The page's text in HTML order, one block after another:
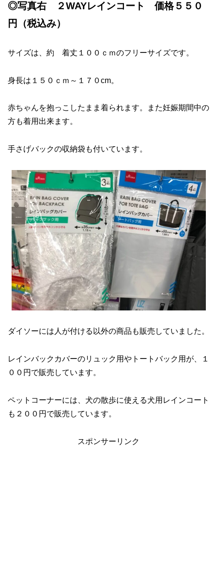
◎写真右 ２WAYレインコート 価格５５０
円（税込み）
サイズは、約 着丈１００ｃｍのフリーサイズです。
身長は１５０ｃｍ～１７０cm。
赤ちゃんを抱っこしたまま着られます。また妊娠期間中の
方も着用出来ます。
手さげバックの収納袋も付いています。
ダイソーには人が付ける以外の商品も販売していました。
レインバックカバーのリュック用やトートバック用が、１
００円で販売しています。
ペットコーナーには、犬の散歩に使える犬用レインコート
も２００円で販売しています。
スポンサーリンク